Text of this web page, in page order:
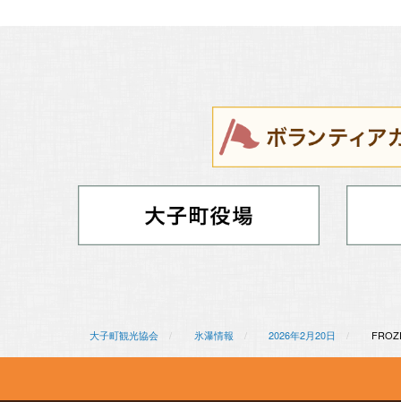
大子町観光協会 氷瀑情報 2026年2月20日